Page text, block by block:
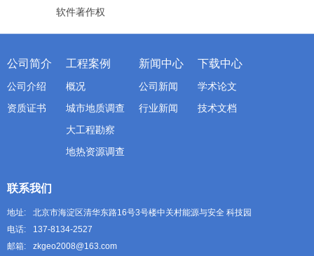
软件著作权
公司简介
公司介绍
资质证书
工程案例
概况
城市地质调查
大工程勘察
地热资源调查
新闻中心
公司新闻
行业新闻
下载中心
学术论文
技术文档
联系我们
地址:
北京市海淀区清华东路16号3号楼中关村能源与安全 科技园
电话:
137-8134-2527
邮箱:
zkgeo2008@163.com